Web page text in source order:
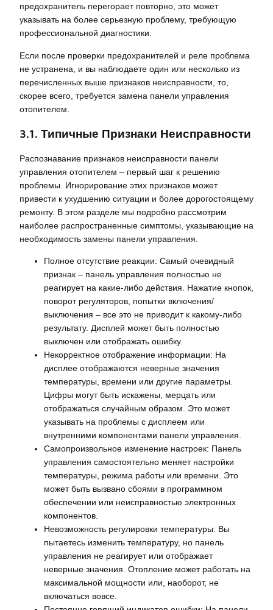
предохранитель перегорает повторно, это может
указывать на более серьезную проблему, требующую
профессиональной диагностики.
Если после проверки предохранителей и реле проблема
не устранена, и вы наблюдаете один или несколько из
перечисленных выше признаков неисправности, то,
скорее всего, требуется замена панели управления
отопителем.
3.1. Типичные Признаки Неисправности
Распознавание признаков неисправности панели
управления отопителем – первый шаг к решению
проблемы. Игнорирование этих признаков может
привести к ухудшению ситуации и более дорогостоящему
ремонту. В этом разделе мы подробно рассмотрим
наиболее распространенные симптомы, указывающие на
необходимость замены панели управления.
Полное отсутствие реакции: Самый очевидный
признак – панель управления полностью не
реагирует на какие-либо действия. Нажатие кнопок,
поворот регуляторов, попытки включения/
выключения – все это не приводит к какому-либо
результату. Дисплей может быть полностью
выключен или отображать ошибку.
Некорректное отображение информации: На
дисплее отображаются неверные значения
температуры, времени или другие параметры.
Цифры могут быть искажены, мерцать или
отображаться случайным образом. Это может
указывать на проблемы с дисплеем или
внутренними компонентами панели управления.
Самопроизвольное изменение настроек: Панель
управления самостоятельно меняет настройки
температуры, режима работы или времени. Это
может быть вызвано сбоями в программном
обеспечении или неисправностью электронных
компонентов.
Невозможность регулировки температуры: Вы
пытаетесь изменить температуру, но панель
управления не реагирует или отображает
неверные значения. Отопление может работать на
максимальной мощности или, наоборот, не
включаться вовсе.